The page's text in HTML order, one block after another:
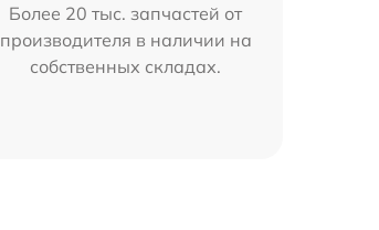
Более 20 тыс. запчастей от
производителя в наличии на
собственных складах.